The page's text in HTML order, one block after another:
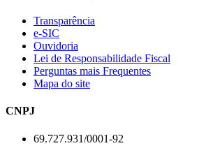
Transparência
e-SIC
Ouvidoria
Lei de Responsabilidade Fiscal
Perguntas mais Frequentes
Mapa do site
CNPJ
69.727.931/0001-92